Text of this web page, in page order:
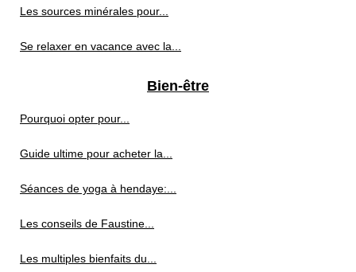
Les sources minérales pour...
Se relaxer en vacance avec la...
Bien-être
Pourquoi opter pour...
Guide ultime pour acheter la...
Séances de yoga à hendaye:...
Les conseils de Faustine...
Les multiples bienfaits du...